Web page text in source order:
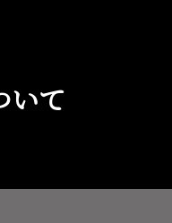
いて